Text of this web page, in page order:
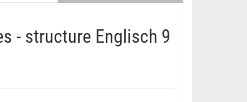
- structure Englisch 9